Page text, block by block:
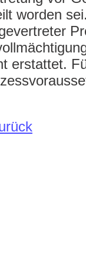
worden
erstattet.